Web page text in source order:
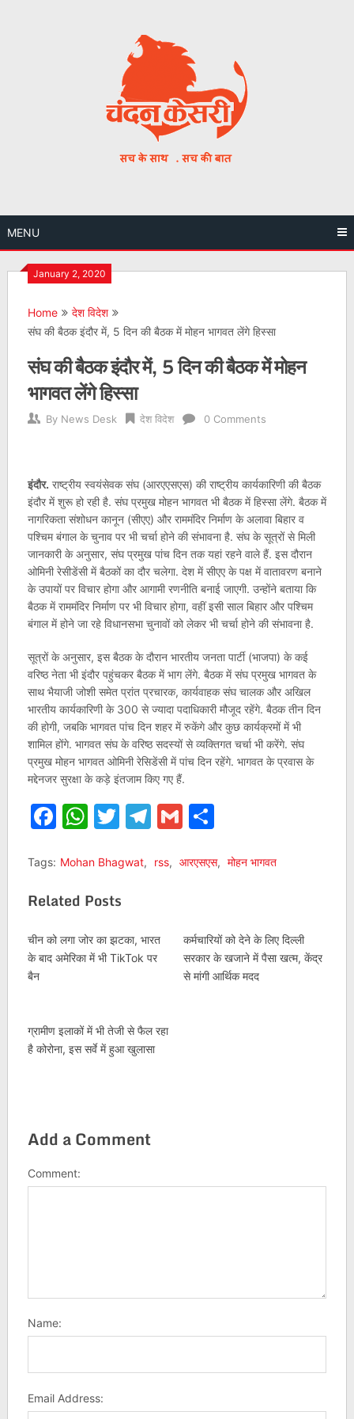
MENU
January 2, 2020
Home
देश विदेश
संघ की बैठक इंदौर में, 5 दिन की बैठक में मोहन भागवत लेंगे हिस्सा
संघ की बैठक इंदौर में, 5 दिन की बैठक में मोहन
भागवत लेंगे हिस्सा
By News Desk देश विदेश 0 Comments
इंदौर. राष्ट्रीय स्वयंसेवक संघ (आरएएसएस) की राष्ट्रीय कार्यकारिणी की बैठक
इंदौर में शुरू हो रही है. संघ प्रमुख मोहन भागवत भी बैठक में हिस्सा लेंगे. बैठक में
नागरिकता संशोधन कानून (सीएए) और राममंदिर निर्माण के अलावा बिहार व
पश्चिम बंगाल के चुनाव पर भी चर्चा होने की संभावना है. संघ के सूत्रों से मिली
जानकारी के अनुसार, संघ प्रमुख पांच दिन तक यहां रहने वाले हैं. इस दौरान
ओमिनी रेसीडेंसी में बैठकों का दौर चलेगा. देश में सीएए के पक्ष में वातावरण बनाने
के उपायों पर विचार होगा और आगामी रणनीति बनाई जाएगी. उन्होंने बताया कि
बैठक में राममंदिर निर्माण पर भी विचार होगा, वहीं इसी साल बिहार और पश्चिम
बंगाल में होने जा रहे विधानसभा चुनावों को लेकर भी चर्चा होने की संभावना है.
सूत्रों के अनुसार, इस बैठक के दौरान भारतीय जनता पार्टी (भाजपा) के कई
वरिष्ठ नेता भी इंदौर पहुंचकर बैठक में भाग लेंगे. बैठक में संघ प्रमुख भागवत के
साथ भैयाजी जोशी समेत प्रांत प्रचारक, कार्यवाहक संघ चालक और अखिल
भारतीय कार्यकारिणी के 300 से ज्यादा पदाधिकारी मौजूद रहेंगे. बैठक तीन दिन
की होगी, जबकि भागवत पांच दिन शहर में रुकेंगे और कुछ कार्यक्रमों में भी
शामिल होंगे. भागवत संघ के वरिष्ठ सदस्यों से व्यक्तिगत चर्चा भी करेंगे. संघ
प्रमुख मोहन भागवत ओमिनी रेसिडेंसी में पांच दिन रहेंगे. भागवत के प्रवास के
मद्देनजर सुरक्षा के कड़े इंतजाम किए गए हैं.
Facebook
WhatsApp
Twitter
Telegram
GmailShare
Tags: Mohan Bhagwat, rss, आरएसएस, मोहन भागवत
Related Posts
चीन को लगा जोर का झटका, भारत
के बाद अमेरिका में भी TikTok पर
बैन
कर्मचारियों को देने के लिए दिल्ली
सरकार के खजाने में पैसा खत्म, केंद्र
से मांगी आर्थिक मदद
ग्रामीण इलाकों में भी तेजी से फैल रहा
है कोरोना, इस सर्वे में हुआ खुलासा
Add a Comment
Comment:
Name:
Email Address: